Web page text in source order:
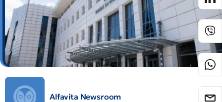
Alfavita Newsroom